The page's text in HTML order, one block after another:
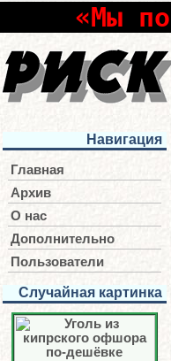
«Мы
Навигация
Главная
Архив
О нас
Дополнительно
Пользователи
Случайная картинка